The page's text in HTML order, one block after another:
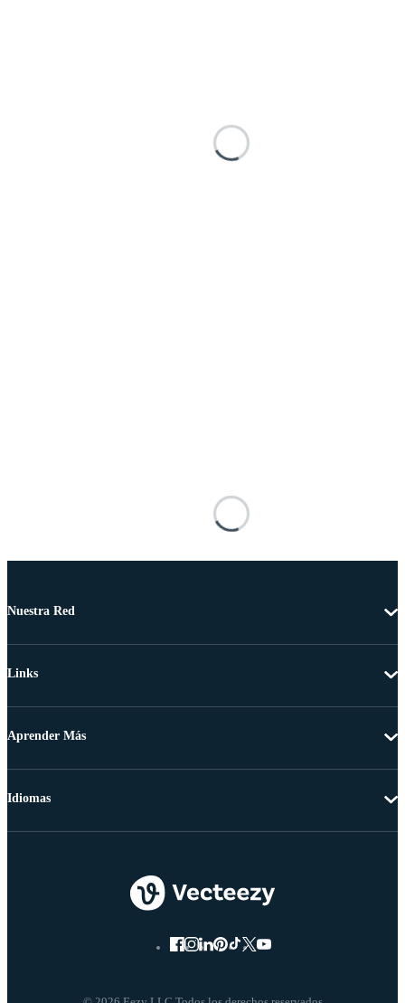
Nuestra Red
Links
Aprender Más
Idiomas